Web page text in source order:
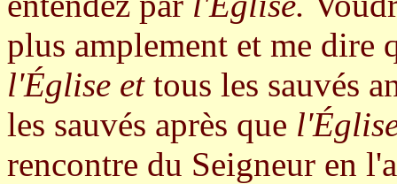
plus amplement et me dire
l'Église et tous les sauvés
les sauvés après que
rencontre du Seigneur en